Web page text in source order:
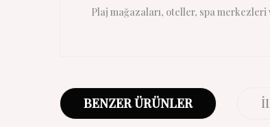
Plaj mağazaları, oteller, spa
BENZER ÜRÜNLER